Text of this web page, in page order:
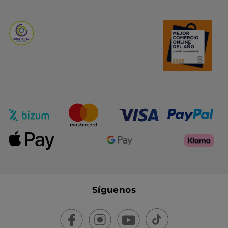
Síguenos